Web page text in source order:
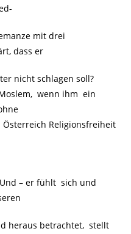
mit drei
dass er
nicht schlagen soll?
wenn ihm ein
Religionsfreiheit
– er fühlt sich und
heraus betrachtet, stellt